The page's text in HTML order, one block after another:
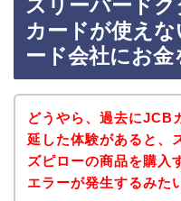
スリーパード
カードが使え
ード会社にお金
どうやら、過去にJCB
延した体験があると、
ズピローの商品を購入
エラーが発生するみた